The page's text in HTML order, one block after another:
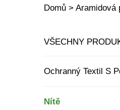
Domů > Aramidová
VŠECHNY
Ochranný Textil S
Nítě